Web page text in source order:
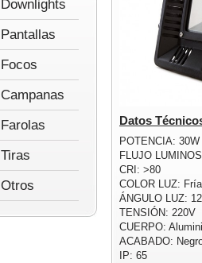
Datos
POTENCIA: 30W
FLUJO
CRI: >80
COLOR LUZ:
ÁNGULO LUZ:
TENSIÓN: 220V
CUERPO:
ACABADO:
IP: 65
Downlights
Pantallas
Focos
Campanas
Farolas
Tiras
Otros